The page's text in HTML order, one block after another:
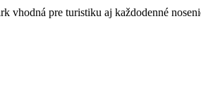
vhodná pre turistiku aj každodenné